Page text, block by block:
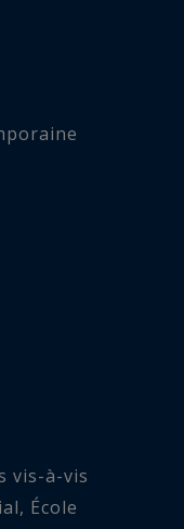
vis-à-vis
, École